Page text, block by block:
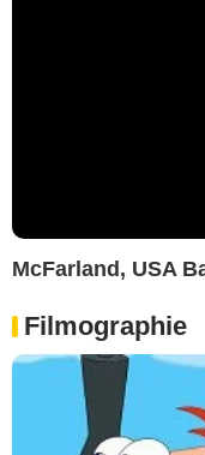
McFarland, USA
Filmographie